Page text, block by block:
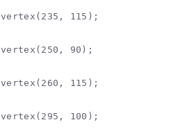
vertex(235, 115);
vertex(250, 90);
vertex(260, 115);
vertex(295, 100);